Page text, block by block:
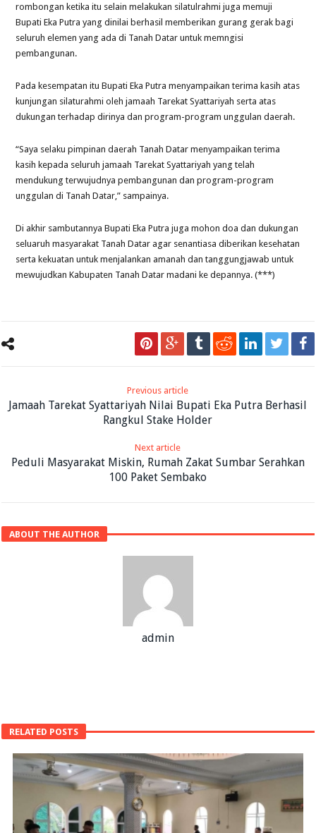
rombongan ketika itu selain melakukan silatulrahmi juga memuji
Bupati Eka Putra yang dinilai berhasil memberikan gurang gerak bagi
seluruh elemen yang ada di Tanah Datar untuk memngisi
pembangunan.
Pada kesempatan itu Bupati Eka Putra menyampaikan terima kasih atas
kunjungan silaturahmi oleh jamaah Tarekat Syattariyah serta atas
dukungan terhadap dirinya dan program-program unggulan daerah.
“Saya selaku pimpinan daerah Tanah Datar menyampaikan terima
kasih kepada seluruh jamaah Tarekat Syattariyah yang telah
mendukung terwujudnya pembangunan dan program-program
unggulan di Tanah Datar,” sampainya.
Di akhir sambutannya Bupati Eka Putra juga mohon doa dan dukungan
seluaruh masyarakat Tanah Datar agar senantiasa diberikan kesehatan
serta kekuatan untuk menjalankan amanah dan tanggungjawab untuk
mewujudkan Kabupaten Tanah Datar madani ke depannya. (***)
Previous article
Jamaah Tarekat Syattariyah Nilai Bupati Eka Putra Berhasil
Rangkul Stake Holder
Next article
Peduli Masyarakat Miskin, Rumah Zakat Sumbar Serahkan
100 Paket Sembako
ABOUT THE AUTHOR
admin
RELATED POSTS